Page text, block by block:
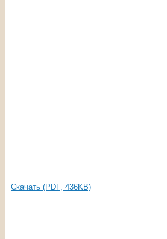
Скачать (PDF, 436KB)